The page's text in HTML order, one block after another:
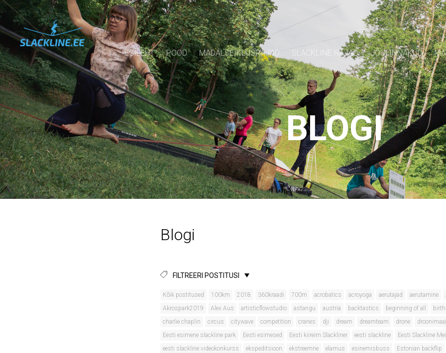
ESILEHT POOD MADALSEIKLUSRAJAD SLACKLINE RAJAD JÕULINNAKUD
BLOGI
Blogi
FILTREERI POSTITUSI
Kõik postitused 100km 2018 360kraadi 700m acrobatics acroyoga aerutajad aerutamine
Akrospark2019
Alex Aus artisticflowstudio astangu austria backtastics beginning of all
charlie chaplin
circus citywave competition cranes dji dream dreamteam drone
Eesti esimene slackline park
Eesti esimesed Eesti kiireim Slackliner eesti slackline
Eesti Slackline
eesti slackline videokonkurss
ekspeditsioon ekstreemne elamus esinemisbuss
Estonian backflip